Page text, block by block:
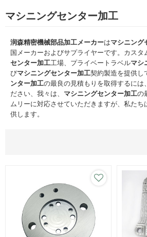
マシニングセンター加工
润森精密機械部品加工メーカーはマシニング
国メーカーおよびサプライヤーです。カス
センター加工工場、プライベートラベルマシ
びマシニングセンター加工契約製造を提供し
ンター加工の最良の見積もりを取得するには
ださい、我々は、 マシニングセンター加工の
ムリーに対応させていただきますが、私たち
供します。